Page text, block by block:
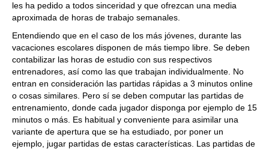
les ha pedido a todos sinceridad y que ofrezcan una media
aproximada de horas de trabajo semanales.
Entendiendo que en el caso de los más jóvenes, durante las
vacaciones escolares disponen de más tiempo libre. Se deben
contabilizar las horas de estudio con sus respectivos
entrenadores, así como las que trabajan individualmente. No
entran en consideración las partidas rápidas a 3 minutos online
o cosas similares. Pero sí se deben computar las partidas de
entrenamiento, donde cada jugador disponga por ejemplo de 15
minutos o más. Es habitual y conveniente para asimilar una
variante de apertura que se ha estudiado, por poner un
ejemplo, jugar partidas de estas características. Las partidas de